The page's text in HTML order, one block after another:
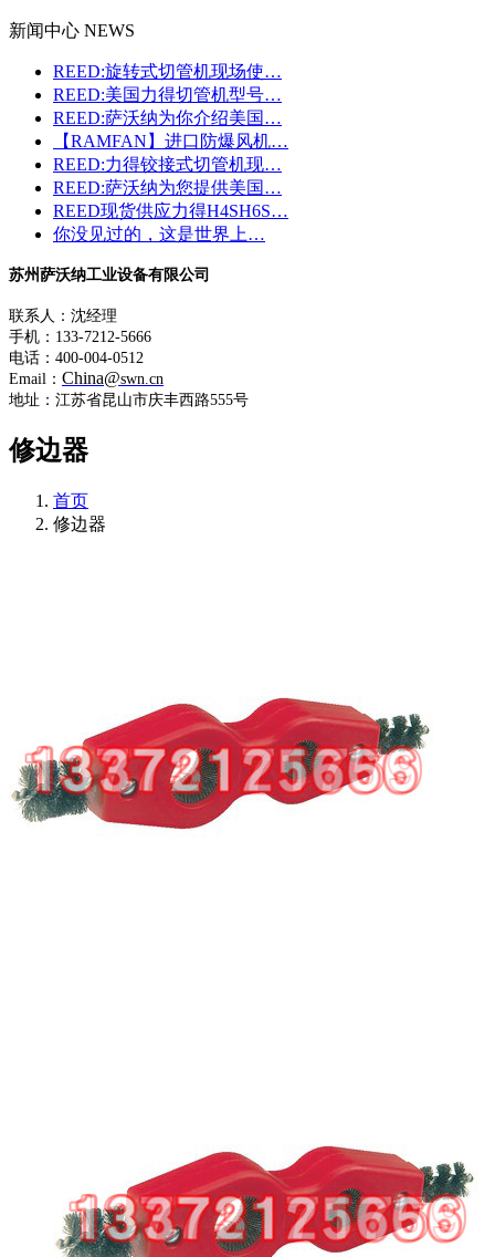
新闻中心 NEWS
REED:旋转式切管机现场使…
REED:美国力得切管机型号…
REED:萨沃纳为你介绍美国…
【RAMFAN】进口防爆风机…
REED:力得铰接式切管机现…
REED:萨沃纳为您提供美国…
REED现货供应力得H4SH6S…
你没见过的，这是世界上…
苏州萨沃纳工业设备有限公司
联系人：沈经理
手机：133-7212-5666
电话：400-004-0512
Email： China@swn.cn
地址：江苏省昆山市庆丰西路555号
修边器
首页
修边器